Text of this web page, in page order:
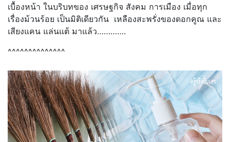
เบื้องหน้า ในบริบทของ เศรษฐกิจ สังคม การเมือง เมื่อทุก
เรื่องม้วนร้อย เป็นมิติเดียวกัน เหลืองสะพรั่งของดอกคูณ และ
เสียงแคน แล่นแต้ มาแล้ว………….
^^^^^^^^^^^^^^